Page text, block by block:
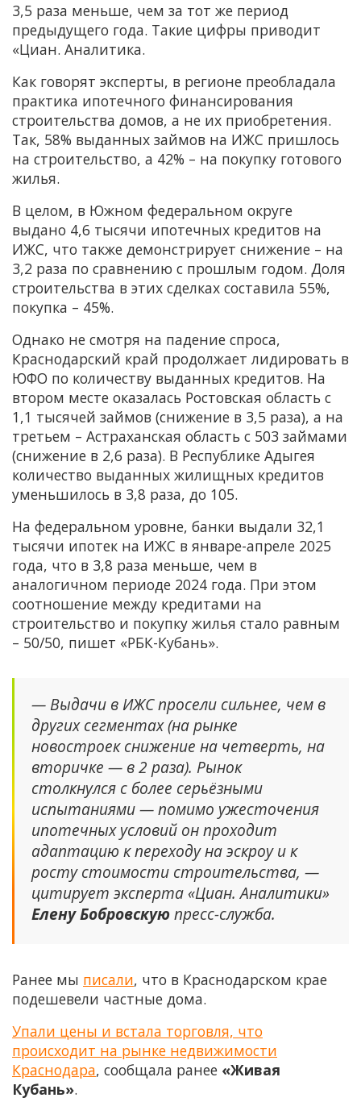
3,5 раза меньше, чем за тот же период
предыдущего года. Такие цифры приводит
«Циан. Аналитика.
Как говорят эксперты, в регионе преобладала
практика ипотечного финансирования
строительства домов, а не их приобретения.
Так, 58% выданных займов на ИЖС пришлось
на строительство, а 42% – на покупку готового
жилья.
В целом, в Южном федеральном округе
выдано 4,6 тысячи ипотечных кредитов на
ИЖС, что также демонстрирует снижение – на
3,2 раза по сравнению с прошлым годом. Доля
строительства в этих сделках составила 55%,
покупка – 45%.
Однако не смотря на падение спроса,
Краснодарский край продолжает лидировать в
ЮФО по количеству выданных кредитов. На
втором месте оказалась Ростовская область с
1,1 тысячей займов (снижение в 3,5 раза), а на
третьем – Астраханская область с 503 займами
(снижение в 2,6 раза). В Республике Адыгея
количество выданных жилищных кредитов
уменьшилось в 3,8 раза, до 105.
На федеральном уровне, банки выдали 32,1
тысячи ипотек на ИЖС в январе-апреле 2025
года, что в 3,8 раза меньше, чем в
аналогичном периоде 2024 года. При этом
соотношение между кредитами на
строительство и покупку жилья стало равным
– 50/50, пишет «РБК-Кубань».
— Выдачи в ИЖС просели сильнее, чем в
других сегментах (на рынке
новостроек снижение на четверть, на
вторичке — в 2 раза). Рынок
столкнулся с более серьёзными
испытаниями — помимо ужесточения
ипотечных условий он проходит
адаптацию к переходу на эскроу и к
росту стоимости строительства, —
цитирует эксперта «Циан. Аналитики»
Елену Бобровскуюпресс-служба.
Ранее мы писали, что в Краснодарском крае
подешевели частные дома.
Упали цены и встала торговля, что
происходит на рынке недвижимости
Краснодара, сообщала ранее «Живая
Кубань».